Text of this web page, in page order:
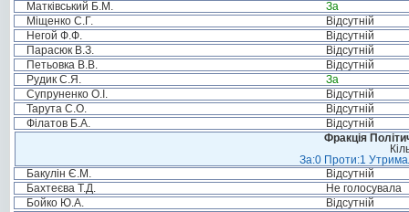
Матківський Б.М.
За
Міщенко С.Г.
Відсутній
Негой Ф.Ф.
Відсутній
Парасюк В.З.
Відсутній
Петьовка В.В.
Відсутній
Рудик С.Я.
За
Супруненко О.І.
Відсутній
Тарута С.О.
Відсутній
Філатов Б.А.
Відсутній
Фракція
За:0 Проти:1
Бакулін Є.М.
Відсутній
Бахтеєва Т.Д.
Не голосувала
Бойко Ю.А.
Відсутній